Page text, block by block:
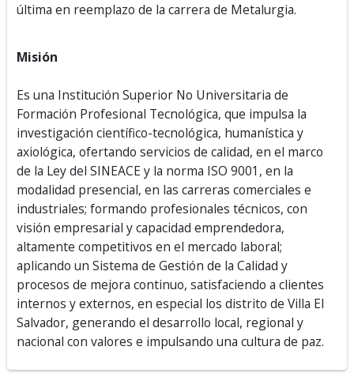
última en reemplazo de la carrera de Metalurgia.
Misión
Es una Institución Superior No Universitaria de
Formación Profesional Tecnológica, que impulsa la
investigación científico-tecnológica, humanística y
axiológica, ofertando servicios de calidad, en el marco
de la Ley del SINEACE y la norma ISO 9001, en la
modalidad presencial, en las carreras comerciales e
industriales; formando profesionales técnicos, con
visión empresarial y capacidad emprendedora,
altamente competitivos en el mercado laboral;
aplicando un Sistema de Gestión de la Calidad y
procesos de mejora continuo, satisfaciendo a clientes
internos y externos, en especial los distrito de Villa El
Salvador, generando el desarrollo local, regional y
nacional con valores e impulsando una cultura de paz.